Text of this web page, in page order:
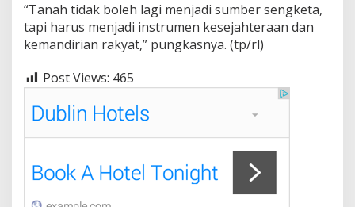
“Tanah tidak boleh lagi menjadi sumber sengketa,
tapi harus menjadi instrumen kesejahteraan dan
kemandirian rakyat,” pungkasnya. (tp/rl)
Post Views: 465